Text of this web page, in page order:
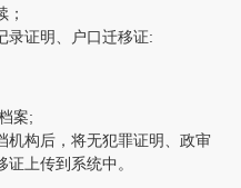
录证明、户口迁移证:
案;
机构后，将无犯罪证明、政审
上传到系统中。